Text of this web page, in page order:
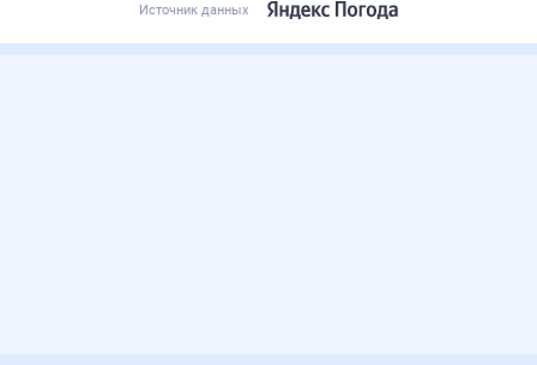
Источник данных